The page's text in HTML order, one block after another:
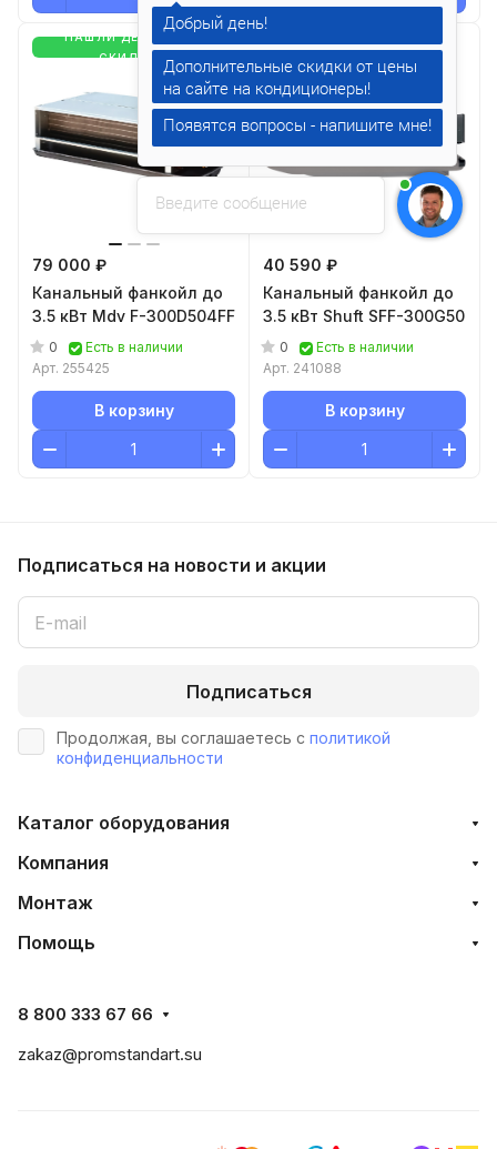
НАШЛИ ДЕШЕВЛЕ-
СКИДКА
79 000 ₽
Канальный фанкойл до
3.5 кВт Mdv F-300D504FF
0
Есть в наличии
Арт. 255425
В корзину
40 590 ₽
Канальный фанкойл до
3.5 кВт Shuft SFF-300G50
0
Есть в наличии
Арт. 241088
В корзину
Подписаться на новости и акции
Подписаться
Продолжая, вы соглашаетесь с политикой
конфиденциальности
Каталог оборудования
Компания
Монтаж
Помощь
8 800 333 67 66
zakaz@promstandart.su
Введите сообщение
Добрый день!
Дополнительные скидки от цены
на сайте на кондиционеры!
Появятся вопросы - напишите мне!